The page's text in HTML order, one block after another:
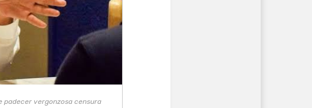
padecer vergonzosa censura